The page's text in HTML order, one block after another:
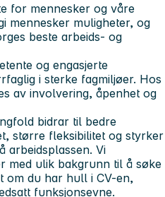
for mennesker og våre
mennesker muligheter, og
beste arbeids- og
og engasjerte
i sterke fagmiljøer. Hos
av involvering, åpenhet og
bidrar til bedre
større fleksibilitet og styrker
arbeidsplassen. Vi
med ulik bakgrunn til å søke
om du har hull i CV-en,
funksjonsevne.